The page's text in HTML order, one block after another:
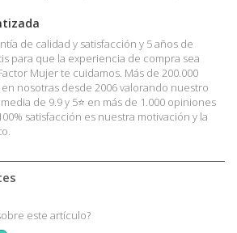
de calidad y satisfacción y 5 años de
para que la experiencia de compra sea
Mujer te cuidamos. Más de 200.000
nosotras desde 2006 valorando nuestro
de 9.9 y 5⭐ en más de 1.000 opiniones
satisfacción es nuestra motivación y la
este artículo?